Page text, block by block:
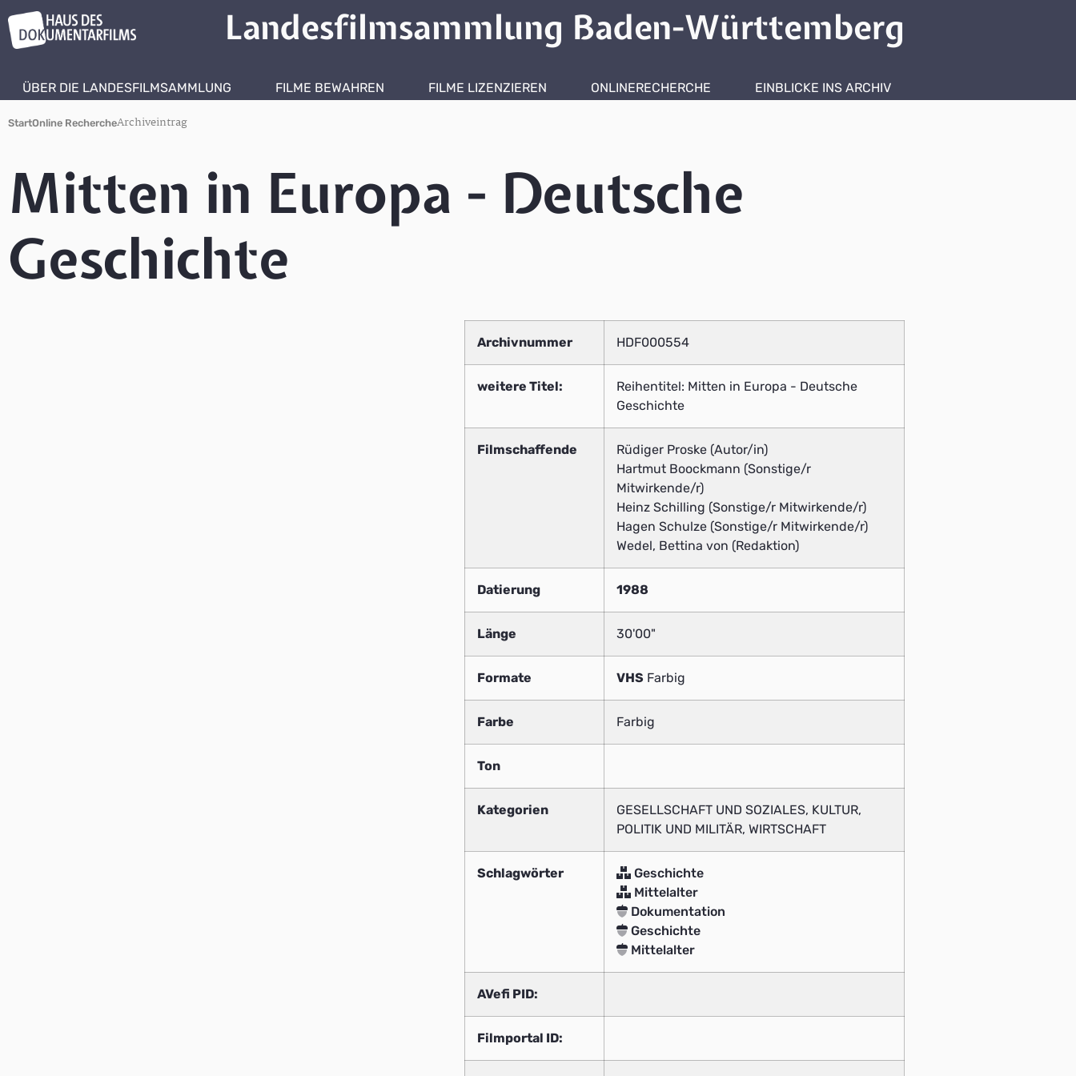
Landesfilmsammlung Baden-Württemberg
ÜBER DIE LANDESFILMSAMMLUNG FILME BEWAHREN FILME LIZENZIEREN ONLINERECHERCHE EINBLICKE INS ARCHIV
StartOnline RechercheArchiveintrag
Mitten in Europa - Deutsche
Geschichte
Archivnummer HDF000554
weitere Titel:
Reihentitel: Mitten in Europa - Deutsche
Geschichte
Filmschaffende
Rüdiger Proske (Autor/in)
Hartmut Boockmann (Sonstige/r
Mitwirkende/r)
Heinz Schilling (Sonstige/r Mitwirkende/r)
Hagen Schulze (Sonstige/r Mitwirkende/r)
Wedel, Bettina von (Redaktion)
Datierung 1988
Länge 30'00"
Formate VHS Farbig
Farbe Farbig
Ton
Kategorien
GESELLSCHAFT UND SOZIALES, KULTUR,
POLITIK UND MILITÄR, WIRTSCHAFT
Schlagwörter
Geschichte
Mittelalter
Dokumentation
Geschichte
Mittelalter
AVefi PID:
Filmportal ID: